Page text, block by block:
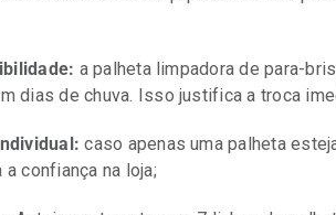
a palheta limpadora de para-
dias de chuva. Isso justifica a troca
caso apenas uma palheta
confiança na loja;